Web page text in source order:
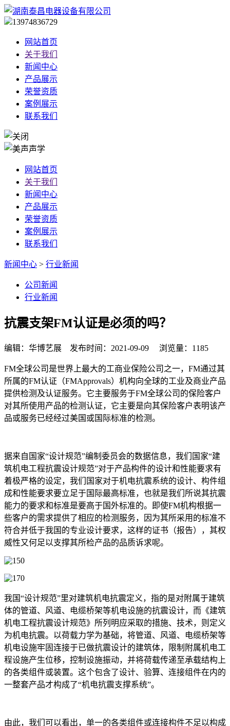
13974836729
网站首页
关于我们
新闻中心
产品展示
荣誉资质
案例展示
联系我们
网站首页
关于我们
新闻中心
产品展示
荣誉资质
案例展示
联系我们
新闻中心 > 行业新闻
公司新闻
行业新闻
抗震支架FM认证是必须的吗？
编辑：华博艺展 发布时间：2021-09-09 浏览量：1185
FM全球公司是世界上最大的工商业保险公司之一，FM通过其
所属的FM认证（FMApprovals）机构向全球的工业及商业产品
提供检测及认证服务。它主要服务于FM全球公司的保险客户
对其所使用产品的检测认证，它主要是向其保险客户表明该产
品或服务已经经过美国或国际标准的检测。
据来自国家“设计规范”编制委员会的数据信息，我们国家“建
筑机电工程抗震设计规范”对于产品构件的设计和性能要求有
着极严格的设定，我们国家对于机电抗震系统的设计、构件组
成和性能要求要立足于国际最高标准，也就是我们所说其抗震
能力的要求和标准是要高于国外标准的。即使FM机构根据一
些客户的需求提供了相应的检测服务，因为其所采用的标准不
符合并低于我国的专业设计要求，这样的证书（报告），其权
威性又何足以支撑其所检产品的品质诉求呢。
我国“设计规范”里对建筑机电抗震定义，指的是对附属于建筑
体的管道、风道、电缆桥架等机电设施的抗震设计，而《建筑
机电工程抗震设计规范》所列明应采取的措施、技术，则定义
为机电抗震。以荷载力学为基础，将管道、风道、电缆桥架等
机电设施牢固连接于已做抗震设计的建筑体，限制附属机电工
程设施产生位移，控制设施振动，并将荷载传递至承载结构上
的各类组件或装置。这个包含了设计、验算、连接组件在内的
一整套产品才构成了“机电抗震支撑系统”。
由此，我们可以看出，单一的各类组件或连接构件不足以构成